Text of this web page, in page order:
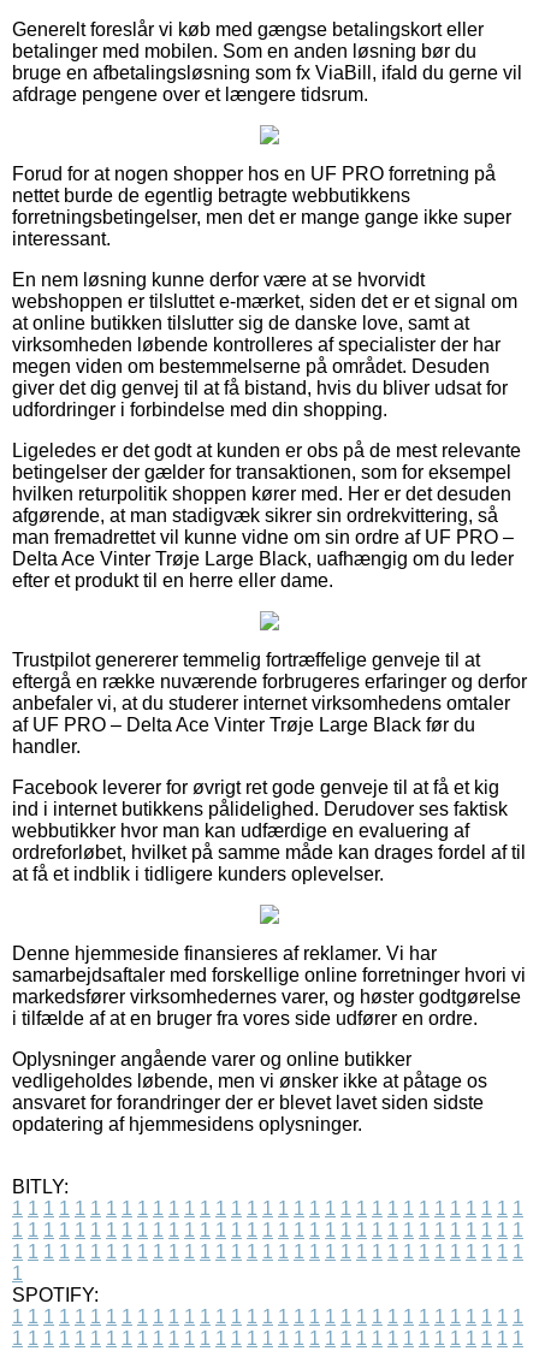
Generelt foreslår vi køb med gængse betalingskort eller
betalinger med mobilen. Som en anden løsning bør du
bruge en afbetalingsløsning som fx ViaBill, ifald du gerne vil
afdrage pengene over et længere tidsrum.
Forud for at nogen shopper hos en UF PRO forretning på
nettet burde de egentlig betragte webbutikkens
forretningsbetingelser, men det er mange gange ikke super
interessant.
En nem løsning kunne derfor være at se hvorvidt
webshoppen er tilsluttet e-mærket, siden det er et signal om
at online butikken tilslutter sig de danske love, samt at
virksomheden løbende kontrolleres af specialister der har
megen viden om bestemmelserne på området. Desuden
giver det dig genvej til at få bistand, hvis du bliver udsat for
udfordringer i forbindelse med din shopping.
Ligeledes er det godt at kunden er obs på de mest relevante
betingelser der gælder for transaktionen, som for eksempel
hvilken returpolitik shoppen kører med. Her er det desuden
afgørende, at man stadigvæk sikrer sin ordrekvittering, så
man fremadrettet vil kunne vidne om sin ordre af UF PRO –
Delta Ace Vinter Trøje Large Black, uafhængig om du leder
efter et produkt til en herre eller dame.
Trustpilot genererer temmelig fortræffelige genveje til at
eftergå en række nuværende forbrugeres erfaringer og derfor
anbefaler vi, at du studerer internet virksomhedens omtaler
af UF PRO – Delta Ace Vinter Trøje Large Black før du
handler.
Facebook leverer for øvrigt ret gode genveje til at få et kig
ind i internet butikkens pålidelighed. Derudover ses faktisk
webbutikker hvor man kan udfærdige en evaluering af
ordreforløbet, hvilket på samme måde kan drages fordel af til
at få et indblik i tidligere kunders oplevelser.
Denne hjemmeside finansieres af reklamer. Vi har
samarbejdsaftaler med forskellige online forretninger hvori vi
markedsfører virksomhedernes varer, og høster godtgørelse
i tilfælde af at en bruger fra vores side udfører en ordre.
Oplysninger angående varer og online butikker
vedligeholdes løbende, men vi ønsker ikke at påtage os
ansvaret for forandringer der er blevet lavet siden sidste
opdatering af hjemmesidens oplysninger.
BITLY:
1 1 1 1 1 1 1 1 1 1 1 1 1 1 1 1 1 1 1 1 1 1 1 1 1 1 1 1 1 1 1 1 1
1 1 1 1 1 1 1 1 1 1 1 1 1 1 1 1 1 1 1 1 1 1 1 1 1 1 1 1 1 1 1 1 1
1 1 1 1 1 1 1 1 1 1 1 1 1 1 1 1 1 1 1 1 1 1 1 1 1 1 1 1 1 1 1 1 1
1
SPOTIFY:
1 1 1 1 1 1 1 1 1 1 1 1 1 1 1 1 1 1 1 1 1 1 1 1 1 1 1 1 1 1 1 1 1
1 1 1 1 1 1 1 1 1 1 1 1 1 1 1 1 1 1 1 1 1 1 1 1 1 1 1 1 1 1 1 1 1